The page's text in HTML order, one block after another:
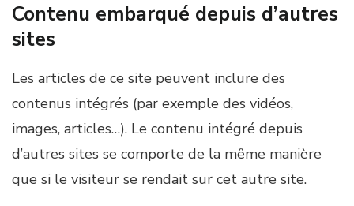
Contenu embarqué depuis d’autres
sites
Les articles de ce site peuvent inclure des
contenus intégrés (par exemple des vidéos,
images, articles…). Le contenu intégré depuis
d’autres sites se comporte de la même manière
que si le visiteur se rendait sur cet autre site.